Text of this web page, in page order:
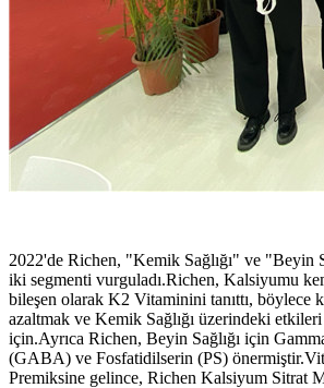
2022'de Richen, "Kemik Sağlığı" ve "Beyin
iki segmenti vurguladı.Richen, Kalsiyumu
bileşen olarak K2 Vitaminini tanıttı, böylece
azaltmak ve Kemik Sağlığı üzerindeki
için.Ayrıca Richen, Beyin Sağlığı için
(GABA) ve Fosfatidilserin (PS)
Premiksine gelince, Richen Kalsiyum Sitrat